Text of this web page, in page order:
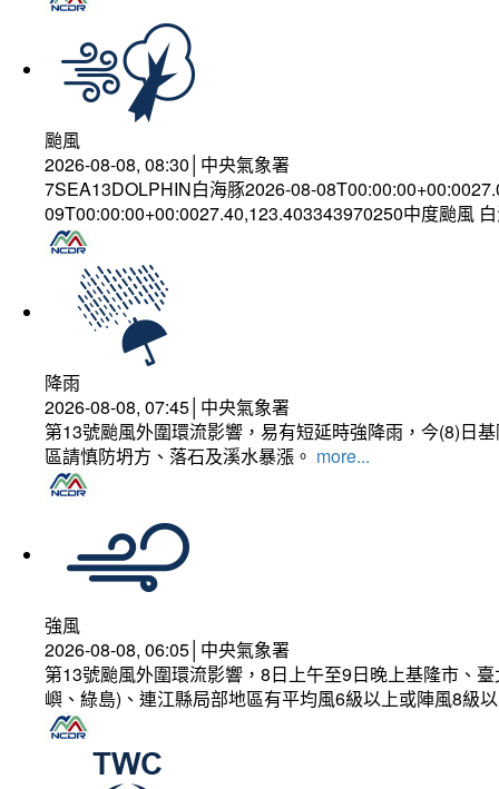
颱風
2026-08-08, 08:30│中央氣象署
7SEA13DOLPHIN白海豚2026-08-
09T00:00:00+00:0027.40,123.403343970250中度颱風
降雨
2026-08-08, 07:45│中央氣象署
第13號颱風外圍環流影響，易有短延時強降雨，今(8)日
區請慎防坍方、落石及溪水暴漲。 more...
強風
2026-08-08, 06:05│中央氣象署
第13號颱風外圍環流影響，8日上午至9日晚上基隆市、
嶼、綠島)、連江縣局部地區有平均風6級以上或陣風8級